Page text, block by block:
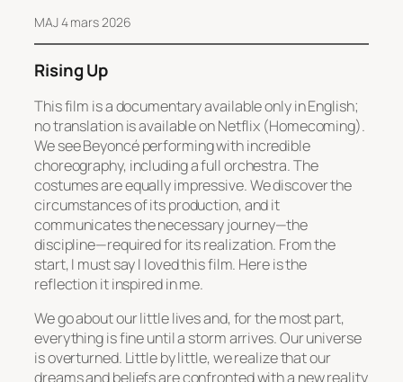
MAJ 4 mars 2026
Rising Up
This film is a documentary available only in English;
no translation is available on Netflix (Homecoming).
We see Beyoncé performing with incredible
choreography, including a full orchestra. The
costumes are equally impressive. We discover the
circumstances of its production, and it
communicates the necessary journey—the
discipline—required for its realization. From the
start, I must say I loved this film. Here is the
reflection it inspired in me.
We go about our little lives and, for the most part,
everything is fine until a storm arrives. Our universe
is overturned. Little by little, we realize that our
dreams and beliefs are confronted with a new reality